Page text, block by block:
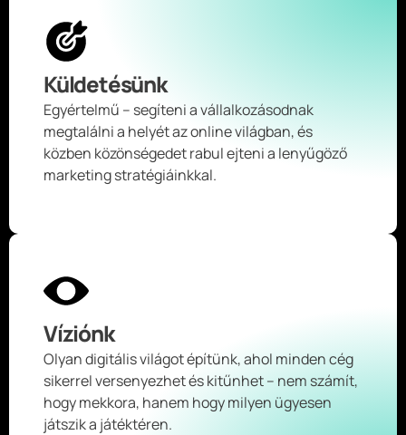
Küldetésünk
Egyértelmű – segíteni a vállalkozásodnak
megtalálni a helyét az online világban, és
közben közönségedet rabul ejteni a lenyűgöző
marketing stratégiáinkkal.
Víziónk
Olyan digitális világot építünk, ahol minden cég
sikerrel versenyezhet és kitűnhet – nem számít,
hogy mekkora, hanem hogy milyen ügyesen
játszik a játéktéren.